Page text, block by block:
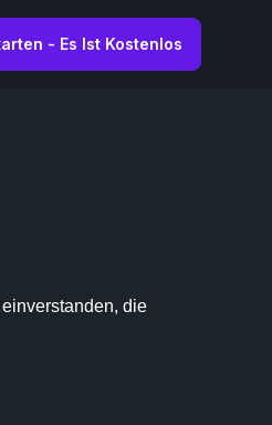
- Es Ist Kostenlos
die